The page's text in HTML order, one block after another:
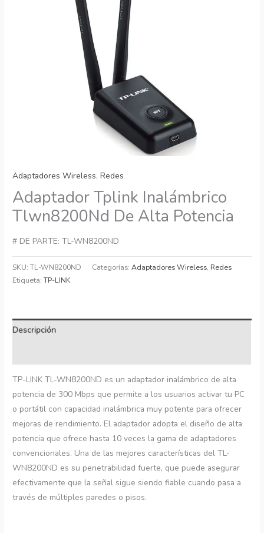
Adaptadores Wireless,Redes
Adaptador Tplink Inalámbrico
Tlwn8200Nd De Alta Potencia
# DE PARTE: TL-WN8200ND
SKU:TL-WN8200ND Categorías:Adaptadores Wireless, Redes
Etiqueta:TP-LINK
Descripción
TP-LINK TL-WN8200ND es un adaptador inalámbrico de alta
potencia de 300 Mbps que permite a los usuarios activar tu PC
o portátil con capacidad inalámbrica muy potente para ofrecer
mejoras de rendimiento. El adaptador adopta el diseño de alta
potencia que ofrece hasta 10 veces la gama de adaptadores
convencionales. Una de las mejores características del TL-
WN8200ND es su penetrabilidad fuerte, que puede asegurar
efectivamente que la señal sigue siendo fiable cuando pasa a
través de múltiples paredes o pisos.